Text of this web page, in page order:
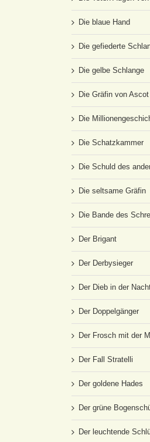
Die blaue Hand
Die gefiederte
Die gelbe Schlange
Die Gräfin von Ascot
Die
Die Schatzkammer
Die Schuld des
Die seltsame Gräfin
Die Bande des
Der Brigant
Der Derbysieger
Der Dieb in der
Der Doppelgänger
Der Frosch mit der
Der Fall Stratelli
Der goldene Hades
Der grüne
Der leuchtende